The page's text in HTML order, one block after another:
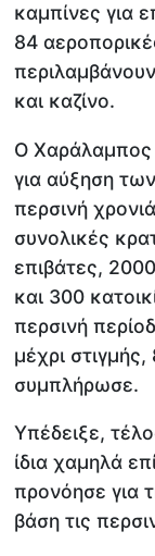
καμπίνες για
84
και καζίνο.
Ο Χαράλαμπος
για αύξηση
περσινή
συνολικές
επιβάτες,
και 300
περσινή
μέχρι
συμπλήρωσε.
Υπέδειξε,
ίδια χαμηλά
προνόησε για
βάση τις